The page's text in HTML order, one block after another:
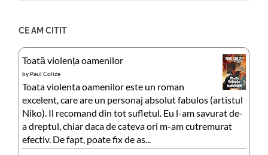
CE AM CITIT
Toată violența oamenilor
by Paul Colize
Toata violenta oamenilor este un roman
excelent, care are un personaj absolut fabulos (artistul
Niko). Il recomand din tot sufletul. Eu l-am savurat de-
a dreptul, chiar daca de cateva ori m-am cutremurat
efectiv. De fapt, poate fix de as...